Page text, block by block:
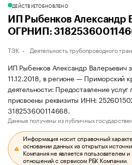
ДЕЙСТВУЕТОБНОВЛЕНО
ИП Рыбенков Александр
ОГРНИП:
ТЭК Деятельность трубопроводного
ИП Рыбенков Александр Валерьевич
11.12.2018, в регионе — Приморский
деятельности: Предоставление
присвоены реквизиты ИНН:
318253600114668.
Данные получены из публичных
Информация носит справочный
основании данных из открытых
Компания не является пользователем
отношений с сервисом РБК Компании.